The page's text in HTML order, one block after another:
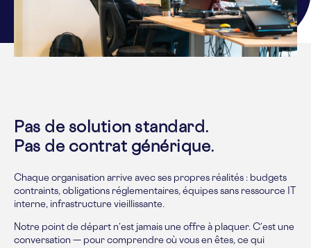
Pas de solution standard.
Pas de contrat générique.
Chaque organisation arrive avec ses propres réalités : budgets
contraints, obligations réglementaires, équipes sans ressource IT
interne, infrastructure vieillissante.
Notre point de départ n’est jamais une offre à plaquer. C’est une
conversation — pour comprendre où vous en êtes, ce qui